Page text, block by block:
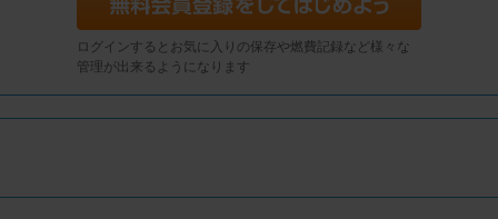
ログインするとお気に入りの保存や燃費記録など様々な
管理が出来るようになります